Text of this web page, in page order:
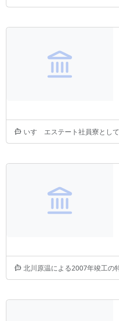
いすゞエステート社員寮として
北川原温による2007年竣工の特別